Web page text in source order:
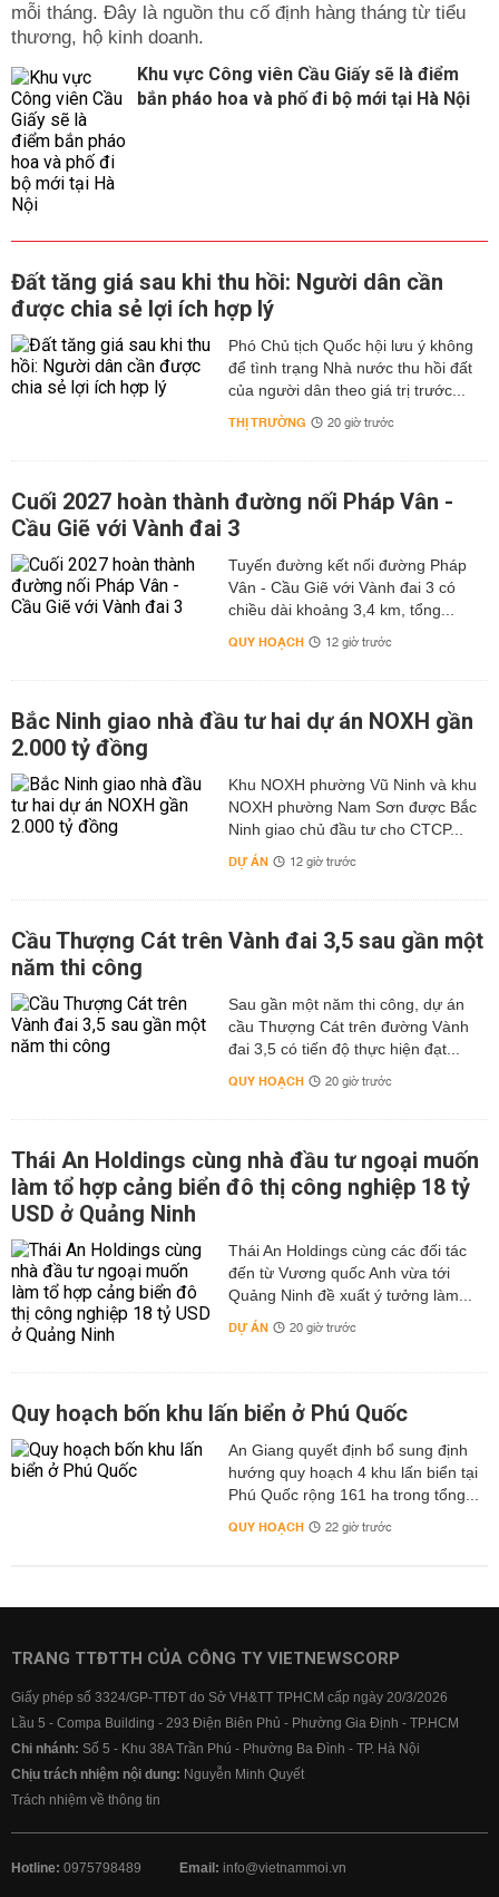
mỗi tháng. Đây là nguồn thu cố định hàng tháng từ tiểu
thương, hộ kinh doanh.
Khu vực Công viên Cầu Giấy sẽ là điểm
bắn pháo hoa và phố đi bộ mới tại Hà Nội
Đất tăng giá sau khi thu hồi: Người dân cần
được chia sẻ lợi ích hợp lý
Phó Chủ tịch Quốc hội lưu ý không
để tình trạng Nhà nước thu hồi đất
của người dân theo giá trị trước...
THỊ TRƯỜNG 20 giờ trước
Cuối 2027 hoàn thành đường nối Pháp Vân -
Cầu Giẽ với Vành đai 3
Tuyến đường kết nối đường Pháp
Vân - Cầu Giẽ với Vành đai 3 có
chiều dài khoảng 3,4 km, tổng...
QUY HOẠCH 12 giờ trước
Bắc Ninh giao nhà đầu tư hai dự án NOXH gần
2.000 tỷ đồng
Khu NOXH phường Vũ Ninh và khu
NOXH phường Nam Sơn được Bắc
Ninh giao chủ đầu tư cho CTCP...
DỰ ÁN 12 giờ trước
Cầu Thượng Cát trên Vành đai 3,5 sau gần một
năm thi công
Sau gần một năm thi công, dự án
cầu Thượng Cát trên đường Vành
đai 3,5 có tiến độ thực hiện đạt...
QUY HOẠCH 20 giờ trước
Thái An Holdings cùng nhà đầu tư ngoại muốn
làm tổ hợp cảng biển đô thị công nghiệp 18 tỷ
USD ở Quảng Ninh
Thái An Holdings cùng các đối tác
đến từ Vương quốc Anh vừa tới
Quảng Ninh đề xuất ý tưởng làm...
DỰ ÁN 20 giờ trước
Quy hoạch bốn khu lấn biển ở Phú Quốc
An Giang quyết định bổ sung định
hướng quy hoạch 4 khu lấn biển tại
Phú Quốc rộng 161 ha trong tổng...
QUY HOẠCH 22 giờ trước
TRANG TTĐTTH CỦA CÔNG TY VIETNEWSCORP
Giấy phép số 3324/GP-TTĐT do Sở VH&TT TPHCM cấp ngày 20/3/2026
Lầu 5 - Compa Building - 293 Điện Biên Phủ - Phường Gia Định - TP.HCM
Chi nhánh: Số 5 - Khu 38A Trần Phú - Phường Ba Đình - TP. Hà Nội
Chịu trách nhiệm nội dung: Nguyễn Minh Quyết
Trách nhiệm về thông tin
Hotline: 0975798489 Email: info@vietnammoi.vn